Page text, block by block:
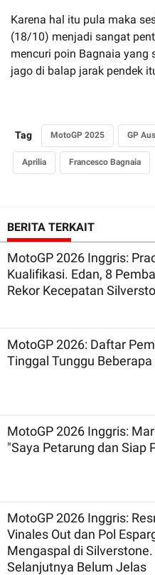
Karena hal itu pula maka
(18/10) menjadi sangat
mencuri poin Bagnaia yang
jago di balap jarak pendek
Tag MotoGP 2025 GP
Aprilia Francesco Bagnaia
BERITA TERKAIT
MotoGP 2026 Inggris:
Kualifikasi. Edan, 8
Rekor Kecepatan
MotoGP 2026: Daftar
Tinggal Tunggu Beberapa
MotoGP 2026 Inggris:
"Saya Petarung dan Siap
MotoGP 2026 Inggris:
Vinales Out dan Pol
Mengaspal di Silverstone.
Selanjutnya Belum Jelas